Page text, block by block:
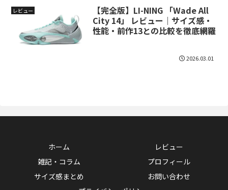
レビュー
【完全版】LI-NING 「Wade All
City 14」 レビュー｜サイズ感・
性能・前作13との比較を徹底網羅
2026.03.01
ホーム
レビュー
雑記・コラム
プロフィール
サイズ感まとめ
お問い合わせ